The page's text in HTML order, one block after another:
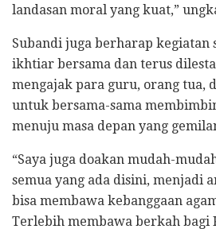
landasan moral yang kuat,”
Subandi juga berharap
ikhtiar bersama dan terus
mengajak para guru, orang tua,
untuk bersama-sama
menuju masa depan yang
“Saya juga doakan mudah-
semua yang ada disini, menjadi
bisa membawa kebanggaan
Terlebih membawa berkah bagi